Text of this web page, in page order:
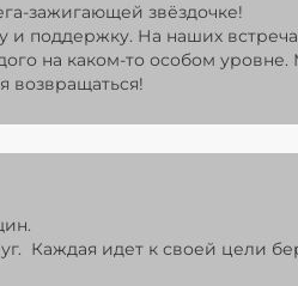
зажигающей звёздочке!
и поддержку. На наших
на каком-то особом
возвращаться!
Каждая идет к своей цели